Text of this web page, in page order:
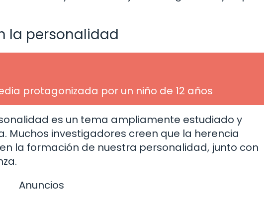
la personalidad
protagonizada por un niño de 12 años
es un tema ampliamente estudiado y
Muchos investigadores creen que la herencia
la formación de nuestra personalidad, junto con
Anuncios